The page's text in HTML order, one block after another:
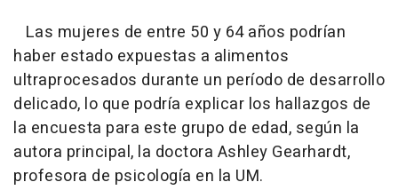
Las mujeres de entre 50 y 64 años podrían
haber estado expuestas a alimentos
ultraprocesados durante un período de desarrollo
delicado, lo que podría explicar los hallazgos de
la encuesta para este grupo de edad, según la
autora principal, la doctora Ashley Gearhardt,
profesora de psicología en la UM.